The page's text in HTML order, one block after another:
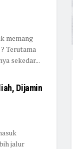
memang
Terutama
sekedar...
Dijamin
jalur